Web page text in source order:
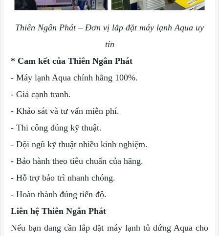
Thiên Ngân Phát – Đơn vị lắp đặt máy lạnh Aqua uy
tín
* Cam kết của Thiên Ngân Phát
- Máy lạnh Aqua chính hãng 100%.
- Giá cạnh tranh.
- Khảo sát và tư vấn miễn phí.
- Thi công đúng kỹ thuật.
- Đội ngũ kỹ thuật nhiều kinh nghiệm.
- Bảo hành theo tiêu chuẩn của hãng.
- Hỗ trợ bảo trì nhanh chóng.
- Hoàn thành đúng tiến độ.
Liên hệ Thiên Ngân Phát
Nếu bạn đang cần lắp đặt máy lạnh tủ đứng Aqua cho